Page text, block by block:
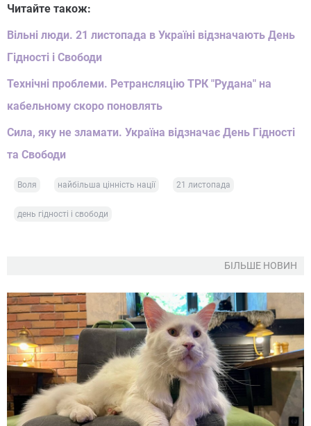
Читайте також:
Вільні люди. 21 листопада в Україні відзначають День
Гідності і Свободи
Технічні проблеми. Ретрансляцію ТРК "Рудана" на
кабельному скоро поновлять
Сила, яку не зламати. Україна відзначає День Гідності
та Свободи
Воля найбільша цінність нації 21 листопада
день гідності і свободи
БІЛЬШЕ НОВИН